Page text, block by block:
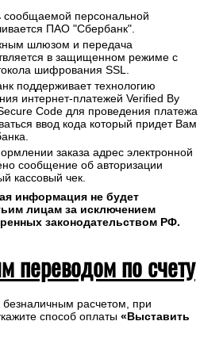
сообщаемой персональной
ПАО "Сбербанк".
шлюзом и передача
в защищенном режиме с
шифрования SSL.
поддерживает технологию
интернет-платежей Verified By
Code для проведения платежа
ввод кода который придет Вам
заказа адрес электронной
сообщение об авторизации
кассовый чек.
информация не будет
лицам за исключением
законодательством РФ.
переводом по счету
безналичным расчетом, при
способ оплаты «Выставить